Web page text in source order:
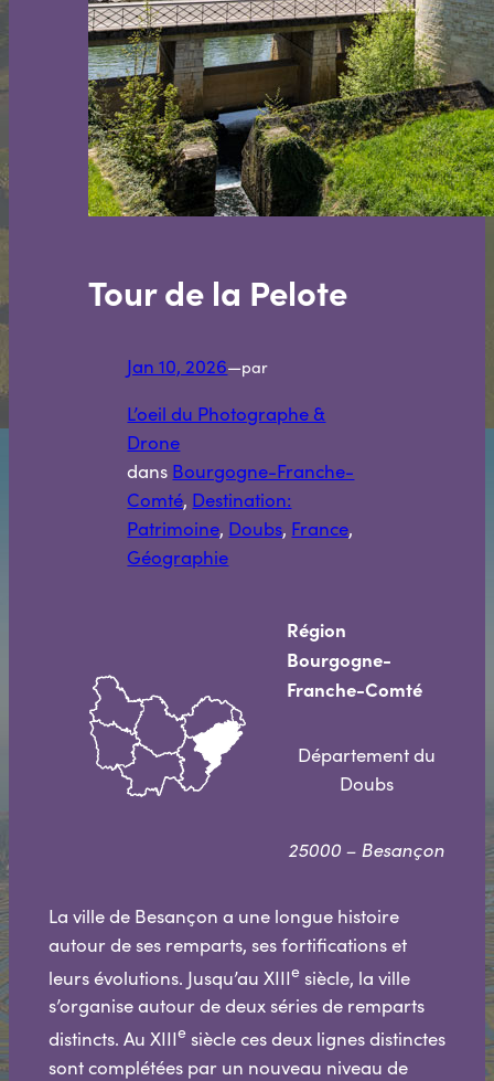
Tour de la Pelote
Jan 10, 2026—par
L’oeil du Photographe &
Drone
dans Bourgogne-Franche-
Comté, Destination:
Patrimoine, Doubs, France
Géographie
Région
Bourgogne-
Franche-Comté
Département du
Doubs
25000 – Besançon
La ville de Besançon a une longue histoire
autour de ses remparts, ses fortifications et
leurs évolutions. Jusqu’au XIIIesiècle, la ville
s’organise autour de deux séries de remparts
distincts. Au XIIIesiècle ces deux lignes distinctes
sont complétées par un nouveau niveau de